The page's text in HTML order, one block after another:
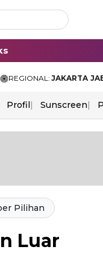
REGIONAL: JAKARTA
Profil Sunscreen
Pilihan
Luar